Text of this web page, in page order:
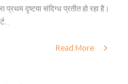
प्रथम दृष्टया संदिग्ध प्रतीत हो रहा है।
Read More